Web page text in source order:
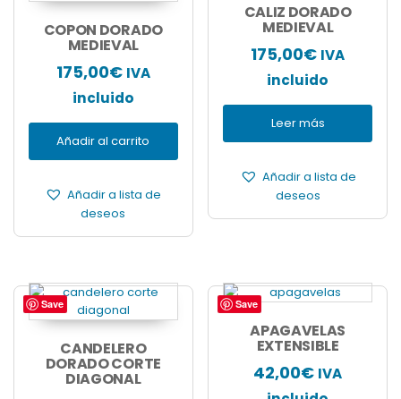
COPON DORADO
MEDIEVAL
175,00€ IVA
incluido
Añadir al carrito
Añadir a lista de
deseos
CALIZ DORADO
MEDIEVAL
175,00€ IVA
incluido
Leer más
Añadir a lista de
deseos
Save
CANDELERO
DORADO CORTE
DIAGONAL
Este
producto
múltiples
variantes.
Save
APAGAVELAS
EXTENSIBLE
42,00€ IVA